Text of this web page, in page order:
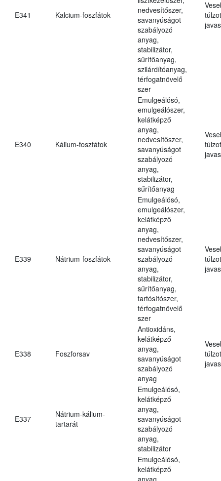
E341 Kalcium-foszfátok
nedvesítőszer,
savanyúságot
szabályozó
anyag,
stabilizátor,
sűrítőanyag,
szilárdítóanyag,
térfogatnövelő
szer
E340 Kálium-foszfátok
Emulgeálósó,
emulgeálószer,
kelátképző
anyag,
nedvesítőszer,
savanyúságot
szabályozó
anyag,
stabilizátor,
sűrítőanyag
E339 Nátrium-foszfátok
Emulgeálósó,
emulgeálószer,
kelátképző
anyag,
nedvesítőszer,
savanyúságot
szabályozó
anyag,
stabilizátor,
sűrítőanyag,
tartósítószer,
térfogatnövelő
szer
E338 Foszforsav
Antioxidáns,
kelátképző
anyag,
savanyúságot
szabályozó
anyag
E337
Nátrium-kálium-
tartarát
Emulgeálósó,
kelátképző
anyag,
savanyúságot
szabályozó
anyag,
stabilizátor
Emulgeálósó,
kelátképző
anyag,